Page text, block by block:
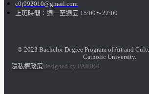
任
專
c0j992010@gmail.com
上班時間：週一至週五 15:00～22:00
© 2023 Bachelor Degree Program of Art and
Catholic University.
隱私權政策 Designed by PAIDIGI